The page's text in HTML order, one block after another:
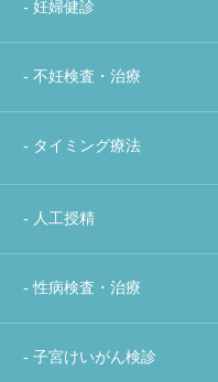
- 妊婦健診
- 不妊検査・治療
- タイミング療法
- 人工授精
- 性病検査・治療
- 子宮けいがん検診